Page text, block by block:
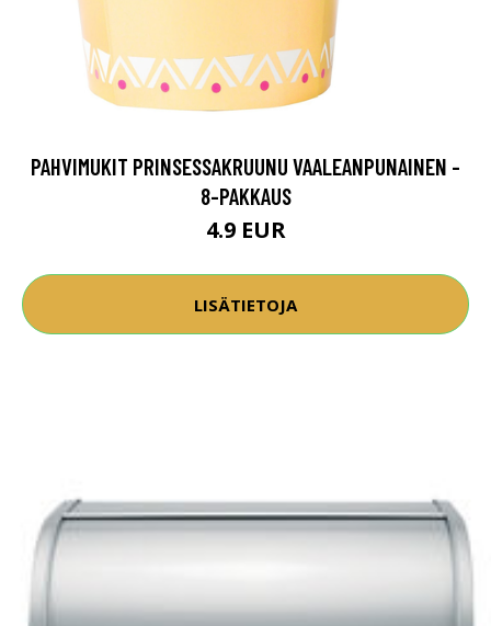
PAHVIMUKIT PRINSESSAKRUUNU VAALEANPUNAINEN -
8-PAKKAUS
4.9 EUR
LISÄTIETOJA